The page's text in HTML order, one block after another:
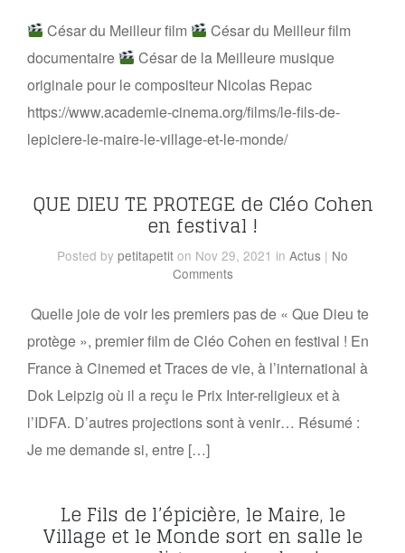
César du Meilleur film
César du Meilleur film
documentaire
César de la Meilleure musique
originale pour le compositeur Nicolas Repac
https://www.academie-cinema.org/films/le-fils-de-
lepiciere-le-maire-le-village-et-le-monde/
QUE DIEU TE PROTEGE de Cléo Cohen
en festival !
Posted by petitapetit on Nov 29, 2021 in Actus | No
Comments
Quelle joie de voir les premiers pas de « Que Dieu te
protège », premier film de Cléo Cohen en festival ! En
France à Cinemed et Traces de vie, à l’international à
Dok Leipzig où il a reçu le Prix Inter-religieux et à
l’IDFA. D’autres projections sont à venir… Résumé :
Je me demande si, entre […]
Le Fils de l’épicière, le Maire, le
Village et le Monde sort en salle le